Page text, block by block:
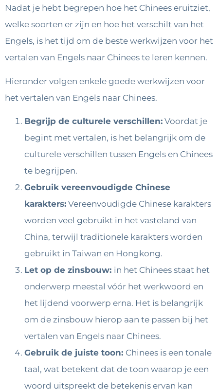
Nadat je hebt begrepen hoe het Chinees eruitziet,
welke soorten er zijn en hoe het verschilt van het
Engels, is het tijd om de beste werkwijzen voor het
vertalen van Engels naar Chinees te leren kennen.
Hieronder volgen enkele goede werkwijzen voor
het vertalen van Engels naar Chinees.
Begrijp de culturele verschillen: Voordat je
begint met vertalen, is het belangrijk om de
culturele verschillen tussen Engels en Chinees
te begrijpen.
Gebruik vereenvoudigde Chinese
karakters: Vereenvoudigde Chinese karakters
worden veel gebruikt in het vasteland van
China, terwijl traditionele karakters worden
gebruikt in Taiwan en Hongkong.
Let op de zinsbouw: in het Chinees staat het
onderwerp meestal vóór het werkwoord en
het lijdend voorwerp erna. Het is belangrijk
om de zinsbouw hierop aan te passen bij het
vertalen van Engels naar Chinees.
Gebruik de juiste toon: Chinees is een tonale
taal, wat betekent dat de toon waarop je een
woord uitspreekt de betekenis ervan kan